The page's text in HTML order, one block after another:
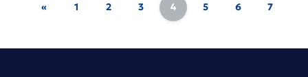
« 1 2 3 4 5 6 7